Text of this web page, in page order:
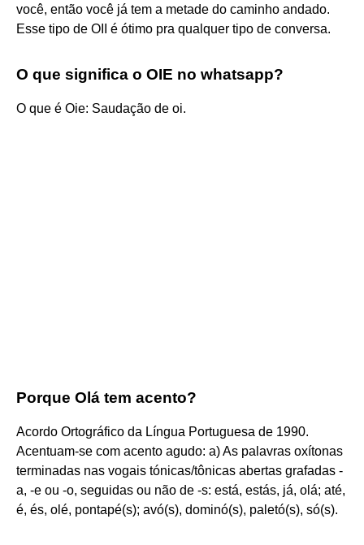
você, então você já tem a metade do caminho andado.
Esse tipo de OII é ótimo pra qualquer tipo de conversa.
O que significa o OIE no whatsapp?
O que é Oie: Saudação de oi.
Porque Olá tem acento?
Acordo Ortográfico da Língua Portuguesa de 1990.
Acentuam-se com acento agudo: a) As palavras oxítonas
terminadas nas vogais tónicas/tônicas abertas grafadas -
a, -e ou -o, seguidas ou não de -s: está, estás, já, olá; até,
é, és, olé, pontapé(s); avó(s), dominó(s), paletó(s), só(s).